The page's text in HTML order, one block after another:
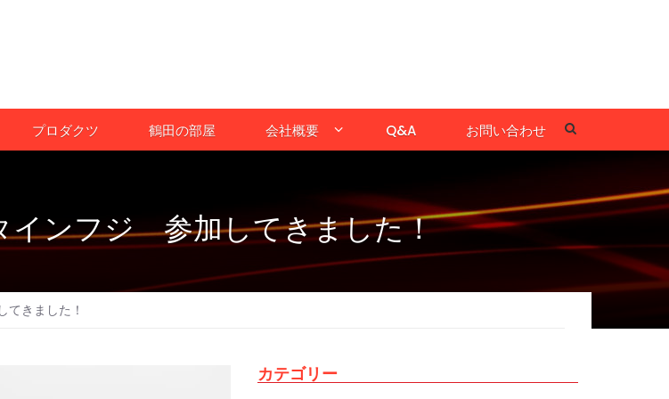
プロダクツ 鶴田の部屋 会社概要 Q&A お問い合わせ
インフジ 参加してきました！
きました！
カテゴリー